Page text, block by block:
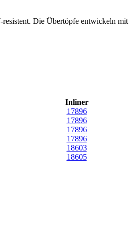
Die Übertöpfe entwickeln mit
Inliner
17896
17896
17896
17896
18603
18605